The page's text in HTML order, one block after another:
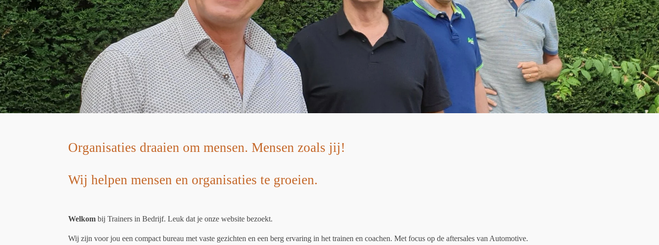
Organisaties draaien om mensen. Mensen zoals jij!
Wij helpen mensen en organisaties te groeien.
Welkom bij Trainers in Bedrijf. Leuk dat je onze website bezoekt.
Wij zijn voor jou een compact bureau met vaste gezichten en een berg ervaring in het trainen en coachen. Met focus op de aftersales van Automotive.